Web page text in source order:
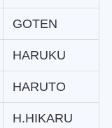
GOTEN
HARUKU
HARUTO
H.HIKARU